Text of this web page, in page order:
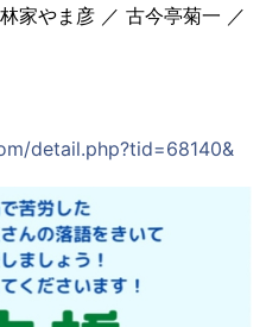
家やま彦 ／ 古今亭菊一 ／
detail.php?tid=68140&